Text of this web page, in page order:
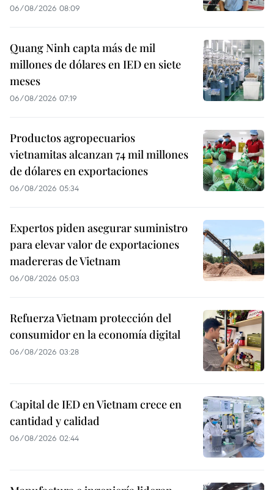
06/08/2026 08:09
Quang Ninh capta más de mil
millones de dólares en IED en siete
meses
06/08/2026 07:19
Productos agropecuarios
vietnamitas alcanzan 74 mil millones
de dólares en exportaciones
06/08/2026 05:34
Expertos piden asegurar suministro
para elevar valor de exportaciones
madereras de Vietnam
06/08/2026 05:03
Refuerza Vietnam protección del
consumidor en la economía digital
06/08/2026 03:28
Capital de IED en Vietnam crece en
cantidad y calidad
06/08/2026 02:44